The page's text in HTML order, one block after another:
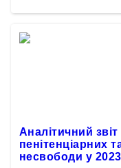
Аналітичний
пенітенціарних
несвободи у